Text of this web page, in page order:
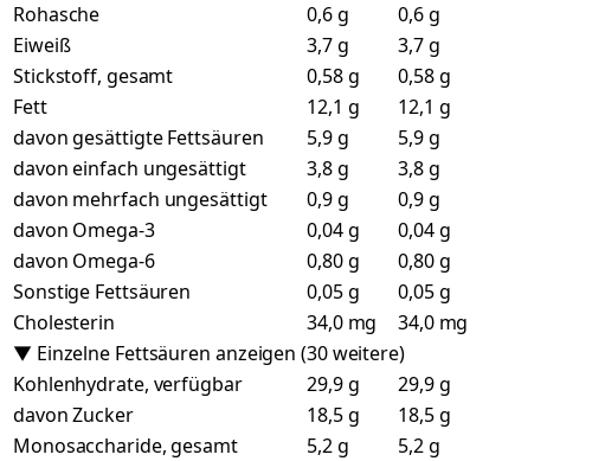
Rohasche
0,6 g
0,6 g
Eiweiß
3,7 g
3,7 g
Stickstoff, gesamt
0,58 g
0,58 g
Fett
12,1 g
12,1 g
davon gesättigte Fettsäuren
5,9 g
5,9 g
davon einfach ungesättigt
3,8 g
3,8 g
davon mehrfach ungesättigt
0,9 g
0,9 g
davon Omega-3
0,04 g
0,04 g
davon Omega-6
0,80 g
0,80 g
Sonstige Fettsäuren
0,05 g
0,05 g
Cholesterin
34,0 mg
34,0 mg
▼ Einzelne Fettsäuren anzeigen (30 weitere)
Kohlenhydrate, verfügbar
29,9 g
29,9 g
davon Zucker
18,5 g
18,5 g
Monosaccharide, gesamt
5,2 g
5,2 g